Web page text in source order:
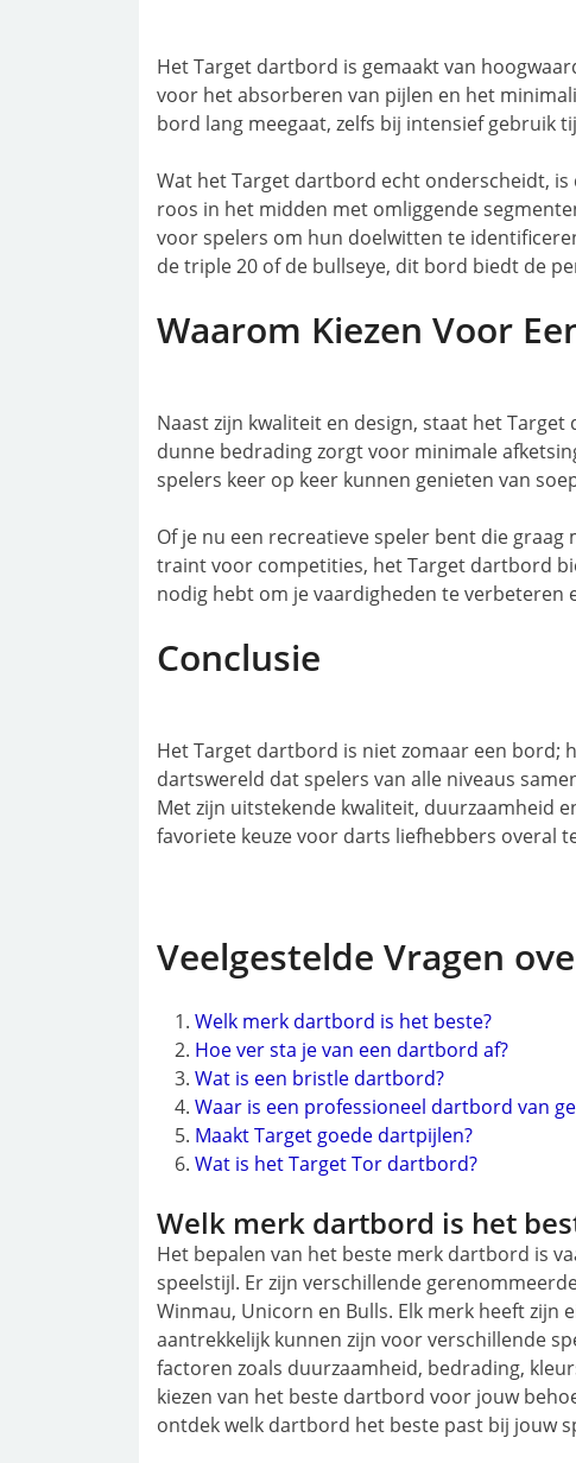
Het Target dartbord is gemaakt van
voor het absorberen van pijlen en het
bord lang meegaat, zelfs bij intensief gebruik
Wat het Target dartbord echt onderscheidt,
roos in het midden met omliggende
voor spelers om hun doelwitten te
de triple 20 of de bullseye, dit bord biedt de
Waarom Kiezen Voor
Naast zijn kwaliteit en design, staat het
dunne bedrading zorgt voor minimale
spelers keer op keer kunnen genieten van
Of je nu een recreatieve speler bent die
traint voor competities, het Target dartbord
nodig hebt om je vaardigheden te verbeteren
Conclusie
Het Target dartbord is niet zomaar een bord;
dartswereld dat spelers van alle niveaus
Met zijn uitstekende kwaliteit, duurzaamheid
favoriete keuze voor darts liefhebbers overal
Veelgestelde Vragen
Welk merk dartbord is het beste?
Hoe ver sta je van een dartbord af?
Wat is een bristle dartbord?
Waar is een professioneel dartbord van
Maakt Target goede dartpijlen?
Wat is het Target Tor dartbord?
Welk merk dartbord is het
Het bepalen van het beste merk dartbord is
speelstijl. Er zijn verschillende
Winmau, Unicorn en Bulls. Elk merk heeft zijn
aantrekkelijk kunnen zijn voor verschillende
factoren zoals duurzaamheid, bedrading,
kiezen van het beste dartbord voor jouw
ontdek welk dartbord het beste past bij jouw